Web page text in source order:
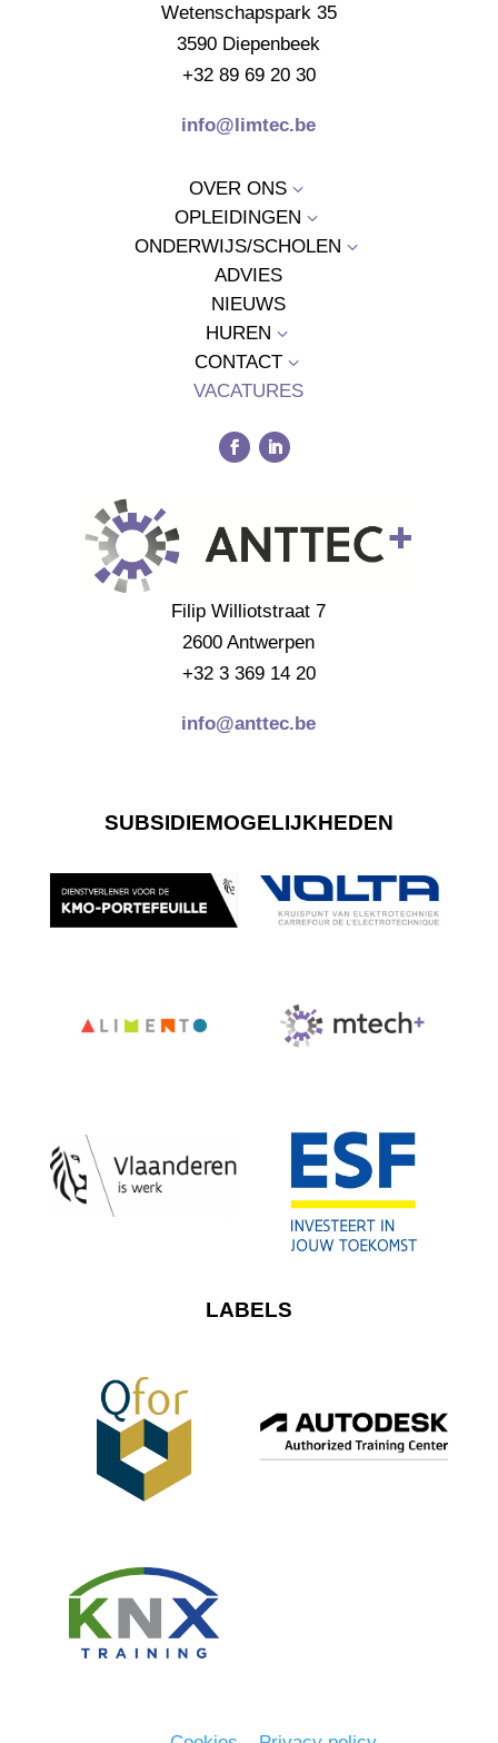
Wetenschapspark 35
3590 Diepenbeek
+32 89 69 20 30
info@limtec.be
OVER ONS 3
OPLEIDINGEN 3
ONDERWIJS/SCHOLEN 3
ADVIES
NIEUWS
HUREN 3
CONTACT3
VACATURES
Filip Williotstraat 7
2600 Antwerpen
+32 3 369 14 20
info@anttec.be
SUBSIDIEMOGELIJKHEDEN
LABELS